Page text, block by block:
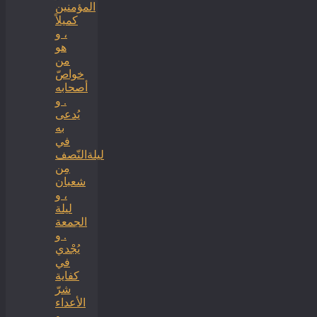
المؤمنين
كميلاً
، و
هو
من
خواصّ
أصحابه
. و
يُدعى
به
في
ليلةالنّصف
مِن
شعبان
، و
ليلة
الجمعة
. و
يُجْدي
في
كفاية
شرّ
الأعداء